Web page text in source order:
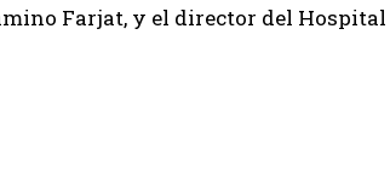
Farjat, y el director del Hospital